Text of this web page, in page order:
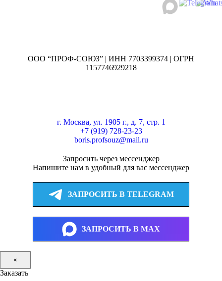
ООО “ПРОФ-СОЮЗ” | ИНН 7703399374 | ОГРН
1157746929218
г. Москва, ул. 1905 г., д. 7, стр. 1
+7 (919) 728-23-23
boris.profsouz@mail.ru
Запросить через мессенджер
Напишите нам в удобный для вас мессенджер
ЗАПРОСИТЬ В TELEGRAM
ЗАПРОСИТЬ В MAX
×
Заказать